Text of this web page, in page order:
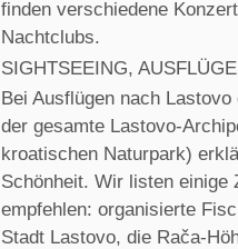
finden verschiedene
Nachtclubs.
SIGHTSEEING, AUSFLÜGE
Bei Ausflügen nach
der gesamte Lastovo-
kroatischen Naturpark)
Schönheit. Wir listen einige
empfehlen: organisierte
Stadt Lastovo, die Rača-